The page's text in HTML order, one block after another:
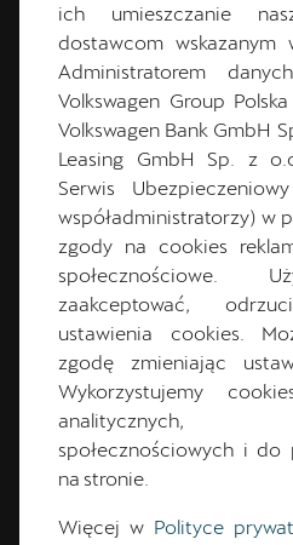
Michał
Cupra
+48 33 444 88 00
ich umieszczanie
dostawcom wskazanym
Administratorem
Volkswagen Group
Volkswagen Bank GmbH
Leasing GmbH Sp. z
Serwis
współadministratorzy) w
zgody na cookies
społecznościowe.
zaakceptować,
ustawienia cookies.
zgodę zmieniając
Wykorzystujemy
analitycznych,
społecznościowych i do
na stronie.
Więcej w Polityce